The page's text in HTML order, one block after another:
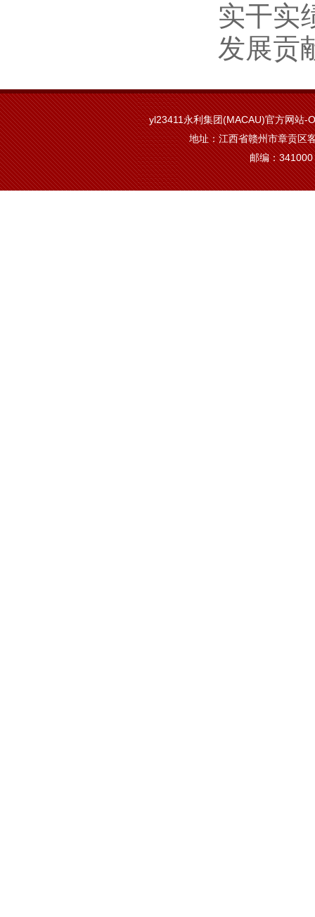
实干实
发展贡
yl23411永利集团(MACAU)官方网站-
地址：江西省赣州市章贡区
邮编：341000